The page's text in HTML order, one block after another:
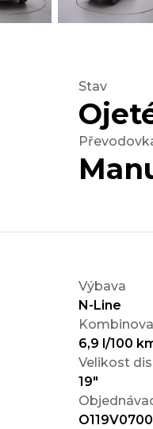
Stav
Výbava
N-Line
6,9 l/100
Velikost
19"